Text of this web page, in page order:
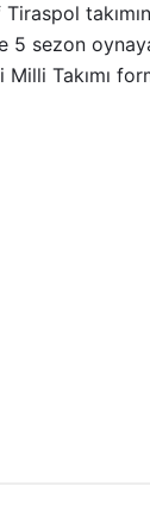
5 sezon
Takımı